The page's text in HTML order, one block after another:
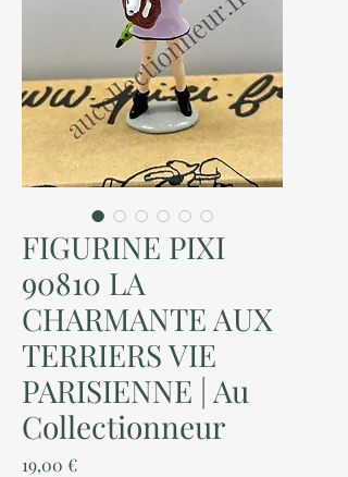
FIGURINE PIXI
90810 LA
CHARMANTE AUX
TERRIERS VIE
PARISIENNE | Au
Collectionneur
19,00 €Prix